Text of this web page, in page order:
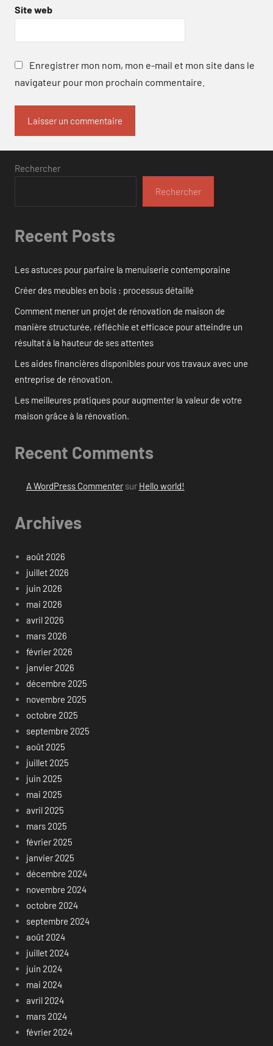
Site web
Enregistrer mon nom, mon e-mail et mon site dans le
navigateur pour mon prochain commentaire.
Rechercher
Rechercher
Recent Posts
Les astuces pour parfaire la menuiserie contemporaine
Créer des meubles en bois : processus détaillé
Comment mener un projet de rénovation de maison de
manière structurée, réfléchie et efficace pour atteindre un
résultat à la hauteur de ses attentes
Les aides financières disponibles pour vos travaux avec une
entreprise de rénovation.
Les meilleures pratiques pour augmenter la valeur de votre
maison grâce à la rénovation.
Recent Comments
A WordPress Commentersur Hello world!
Archives
août 2026
juillet 2026
juin 2026
mai 2026
avril 2026
mars 2026
février 2026
janvier 2026
décembre 2025
novembre 2025
octobre 2025
septembre 2025
août 2025
juillet 2025
juin 2025
mai 2025
avril 2025
mars 2025
février 2025
janvier 2025
décembre 2024
novembre 2024
octobre 2024
septembre 2024
août 2024
juillet 2024
juin 2024
mai 2024
avril 2024
mars 2024
février 2024